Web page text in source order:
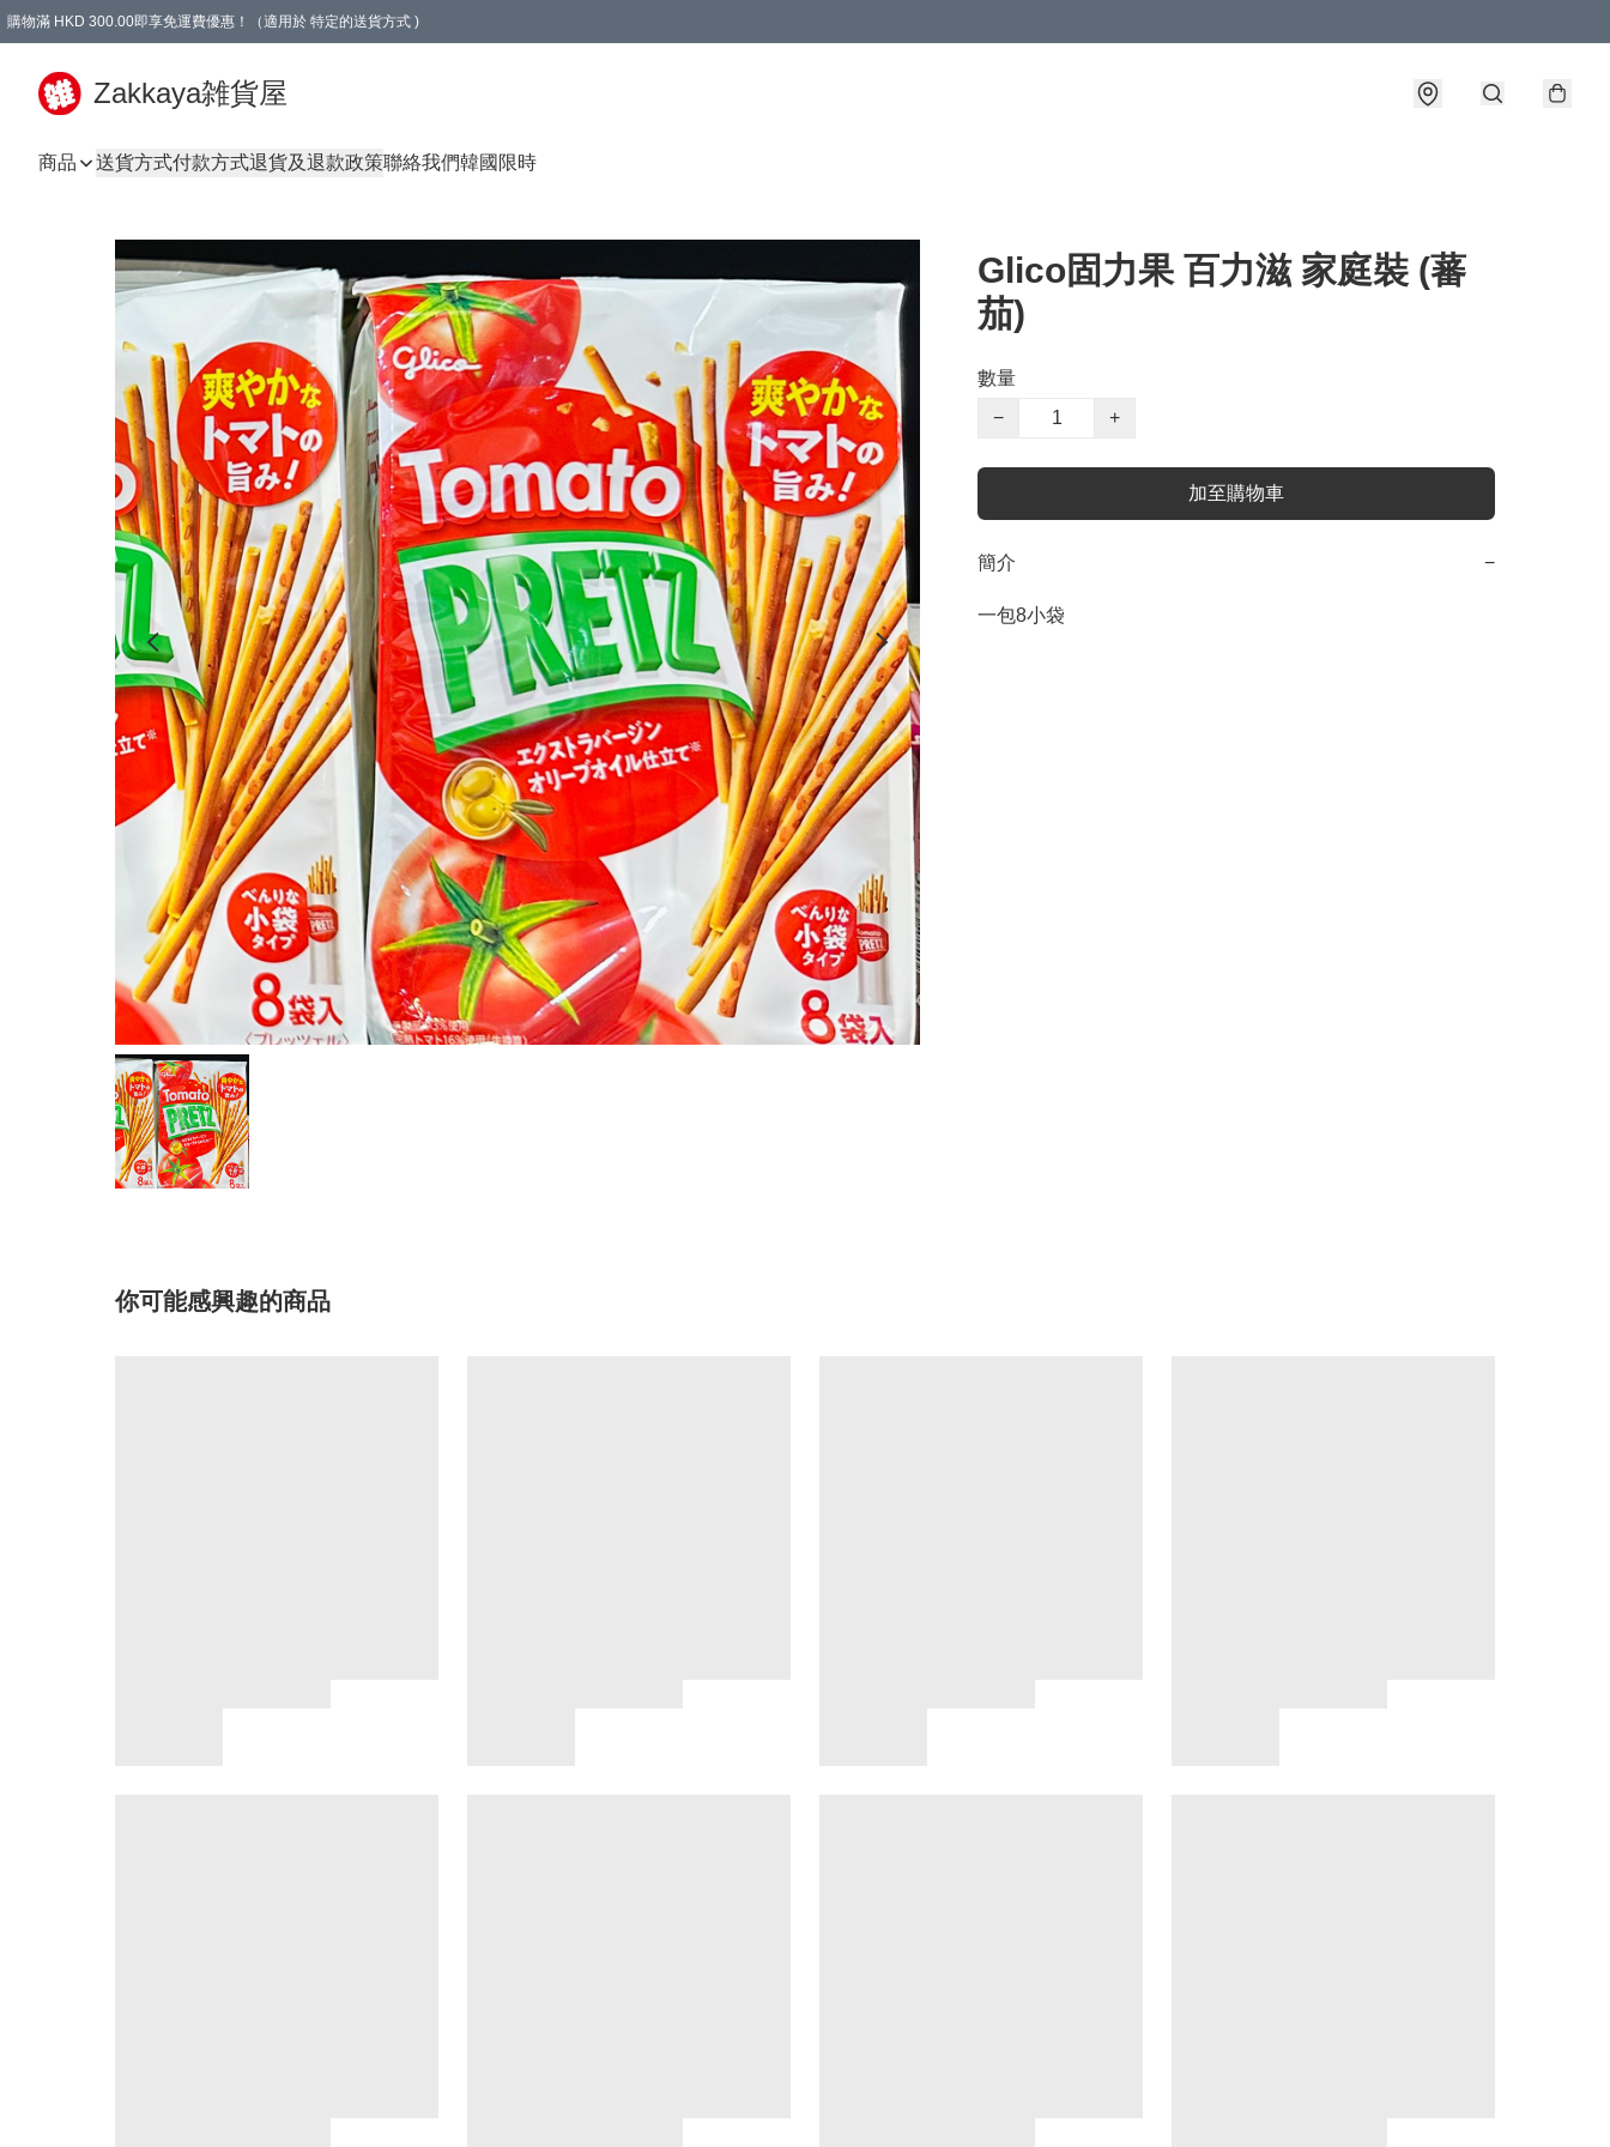
購物滿 HKD 300.00即享免運費優惠！（適用於 特定的送貨方式 )
Zakkaya雑貨屋
商品 送貨方式付款方式退貨及退款政策聯絡我們韓國限時
Glico固力果 百力滋 家庭裝 (蕃
茄)
數量
−
+
加至購物車
簡介 −
一包8小袋
你可能感興趣的商品